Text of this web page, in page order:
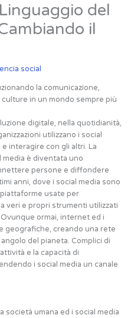
del
il
social
la comunicazione,
in un mondo sempre più
digitale, nella quotidianità,
utilizzano i social
interagire con gli altri. La
è diventata uno
persone e diffondere
anni, dove i social media sono
usate per
veri e propri strumenti utilizzati
ormai, internet ed i
geografiche, creando una rete
del pianeta. Complici di
e la capacità di
i social media un canale
società umana ed i social media